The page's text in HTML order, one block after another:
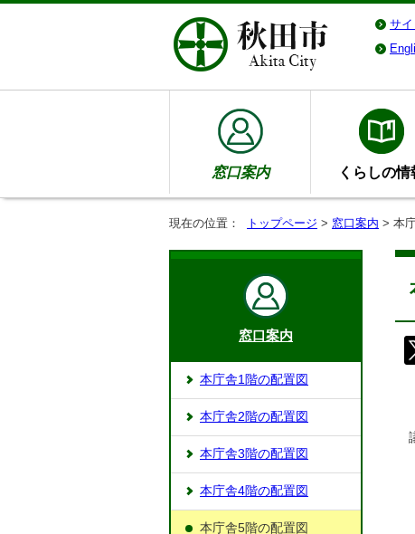
サ
窓口案内 くらしの情
現在の位置： トップページ > 窓口案内 > 本
窓口案内
本庁舎1階の配置図
本庁舎2階の配置図
本庁舎3階の配置図
本庁舎4階の配置図
本庁舎5階の配置図